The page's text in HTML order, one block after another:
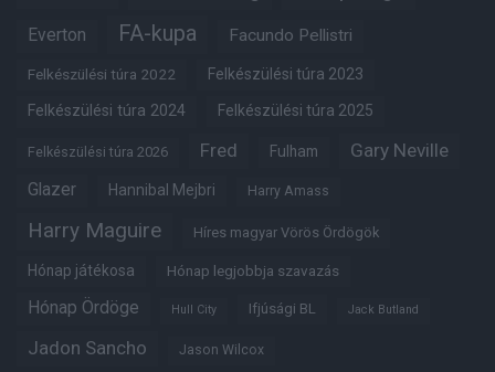
Everton FA-kupa Facundo Pellistri
Felkészülési túra 2022 Felkészülési túra 2023
Felkészülési túra 2024 Felkészülési túra 2025
Felkészülési túra 2026 Fred Fulham Gary Neville
Glazer Hannibal Mejbri Harry Amass
Harry Maguire Híres magyar Vörös Ördögök
Hónap játékosa Hónap legjobbja szavazás
Hónap Ördöge Hull City Ifjúsági BL Jack Butland
Jadon Sancho Jason Wilcox